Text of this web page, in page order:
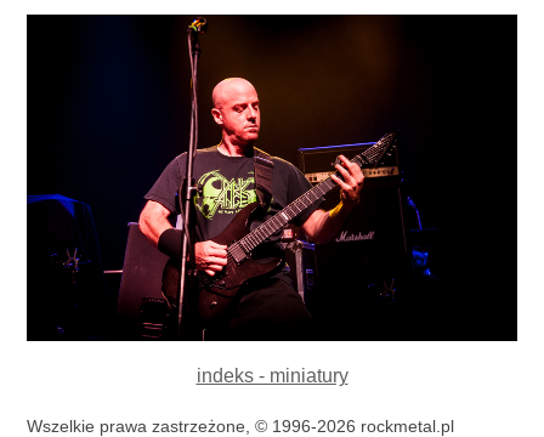
indeks - miniatury
Wszelkie prawa zastrzeżone, © 1996-2026 rockmetal.pl